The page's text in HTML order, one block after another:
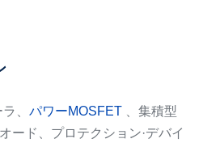
、 パワーMOSFET、集積型
ード、プロテクション·デバイ